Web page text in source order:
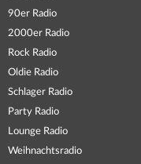
90er Radio
2000er Radio
Rock Radio
Oldie Radio
Schlager Radio
Party Radio
Lounge Radio
Weihnachtsradio